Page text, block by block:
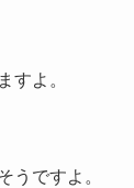
すよ。
うですよ。